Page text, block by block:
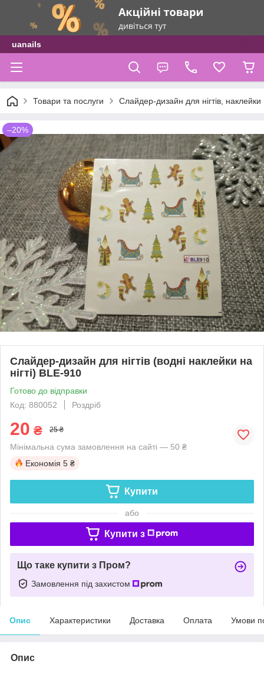
uanails
Товари та послуги Слайдер-дизайн для нігтів, наклейки
–20%
Слайдер-дизайн для нігтів (водні наклейки на
нігті) BLE-910
Готово до відправки
Код: 880052
Роздріб
20 ₴ 25 ₴
Мінімальна сума замовлення на сайті — 50 ₴
Економія 5 ₴
Купити
або
Купити з
Що таке купити з Пром?
Замовлення під захистом
Опис Характеристики Доставка Оплата Умови
Опис